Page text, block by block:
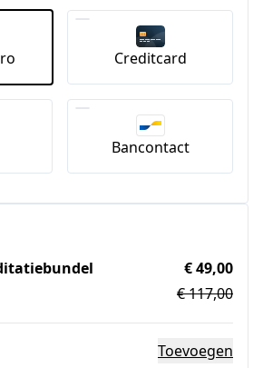
Creditcard
Bancontact
€ 49,00
€ 117,00
Toevoegen